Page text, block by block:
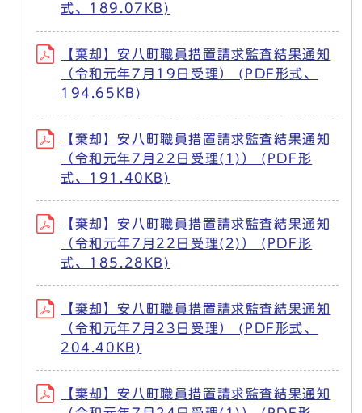
式、189.07KB)
【棄却】安八町職員措置請求監査結果通知
（令和元年7月19日受理） (PDF形式、
194.65KB)
【棄却】安八町職員措置請求監査結果通知
（令和元年7月22日受理(1)） (PDF形
式、191.40KB)
【棄却】安八町職員措置請求監査結果通知
（令和元年7月22日受理(2)） (PDF形
式、185.28KB)
【棄却】安八町職員措置請求監査結果通知
（令和元年7月23日受理） (PDF形式、
204.40KB)
【棄却】安八町職員措置請求監査結果通知